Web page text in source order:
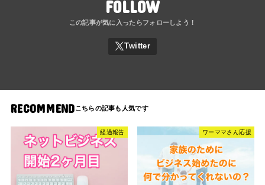
FOLLOW
RECOMMEND
経過報告 ワーママさん応援